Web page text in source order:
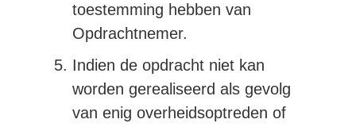
toestemming hebben van
Opdrachtnemer.
Indien de opdracht niet kan
worden gerealiseerd als gevolg
van enig overheidsoptreden of